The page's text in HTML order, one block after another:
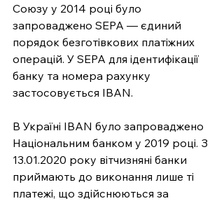
Союзу у 2014 році було
запроваджено SEPA — єдиний
порядок безготівкових платіжних
операцій. У SEPA для ідентифікації
банку та номера рахунку
застосовується IBAN.
В Україні IBAN було запроваджено
Національним банком у 2019 році. З
13.01.2020 року вітчизняні банки
приймають до виконання лише ті
платежі, що здійснюються за